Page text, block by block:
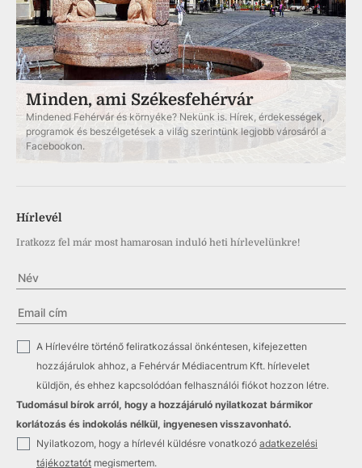
Minden, ami Székesfehérvár
Mindened Fehérvár és környéke? Nekünk is. Hírek, érdekességek,
programok és beszélgetések a világ szerintünk legjobb városáról a
Facebookon.
Hírlevél
Iratkozz fel már most hamarosan induló heti hírlevelünkre!
✓
A Hírlevélre történő feliratkozással önkéntesen, kifejezetten
hozzájárulok ahhoz, a Fehérvár Médiacentrum Kft. hírlevelet
küldjön, és ehhez kapcsolódóan felhasználói fiókot hozzon létre.
Tudomásul bírok arról, hogy a hozzájáruló nyilatkozat bármikor
korlátozás és indokolás nélkül, ingyenesen visszavonható.
✓ Nyilatkozom, hogy a hírlevél küldésre vonatkozó adatkezelési
tájékoztatót megismertem.